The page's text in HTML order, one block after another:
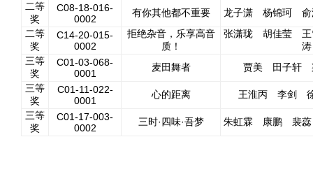
二等
奖
C08-18-016-
0002
有你其他都不重要
龙子潇 杨锦珂
二等
奖
C14-20-015-
0002
拒绝杂音，乐享高音
质！
张潇珑 胡佳莹
涛
三等
奖
C01-03-068-
0001
麦田舞者
贾美 田子轩
三等
奖
C01-11-022-
0001
心的距离
王淮丙 李剑
三等
奖
C01-17-003-
0002
三时·四味·吾梦 朱虹霖 康鹏 裴